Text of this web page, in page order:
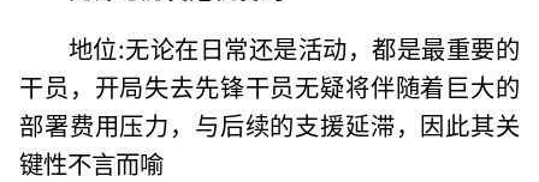
地位:无论在日常还是活动，都是最重要的
干员，开局失去先锋干员无疑将伴随着巨大的
部署费用压力，与后续的支援延滞，因此其关
键性不言而喻